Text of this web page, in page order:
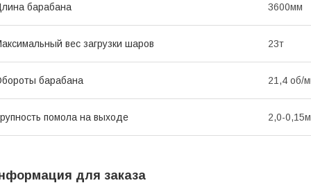
барабана 3600мм
вес загрузки шаров 23т
барабана 21,4 об/
помола на выходе 2,0-
для заказа